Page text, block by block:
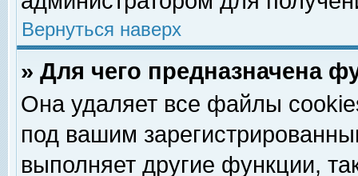
Вернуться наверх
» Для чего предназначена
Она удаляет все файлы
под вашим
выполняет другие функции,